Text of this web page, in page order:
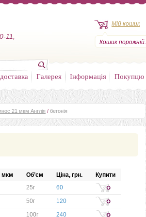
11,
Мій кошик
Кошик порожній.
Галерея Інформація Покупцю
21 мкм Англія / бегонія
мкм Об’єм Ціна, грн.
Купити
25г
60
50г
120
100г 240